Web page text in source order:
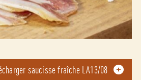
saucisse fraîche LA13/08